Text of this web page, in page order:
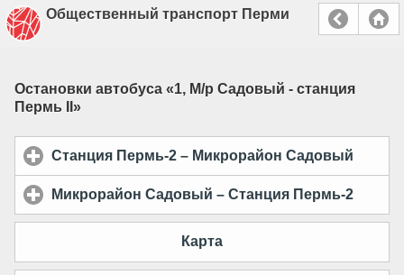
Общественный транспорт Перми
Остановки автобуса «1, М/р Садовый - станция
Пермь II »
Станция Пермь-2 – Микрорайон Садовый
Микрорайон Садовый – Станция Пермь-2
Карта